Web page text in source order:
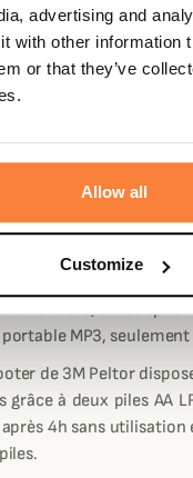
advertising and
with other information
or that they’ve
Allow all
Customize
rester connecté à leur
Shooter est doté de
protégeant
et à la sudation. Les
réglage reste
en Anglais
une radio, un
MP3, seulement
de 3M Peltor
grâce à deux piles AA
4h sans utilisation